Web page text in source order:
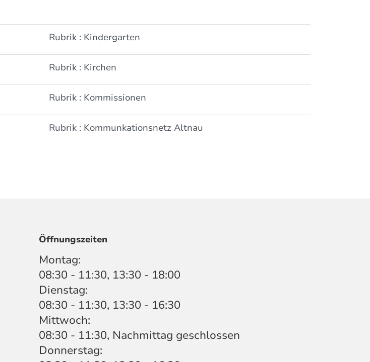
Rubrik : Kindergarten
Rubrik : Kirchen
Rubrik : Kommissionen
Rubrik : Kommunkationsnetz Altnau
Öffnungszeiten
Montag:
08:30 - 11:30, 13:30 - 18:00
Dienstag:
08:30 - 11:30, 13:30 - 16:30
Mittwoch:
08:30 - 11:30, Nachmittag geschlossen
Donnerstag: